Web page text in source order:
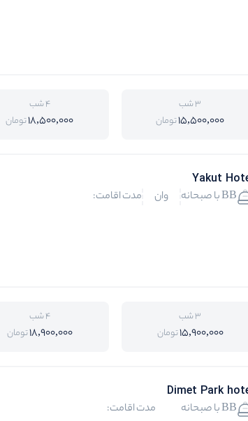
3 شب
15,500,000تومان
4 شب
18,500,000تومان
Yakut
BB با صبحانه وان مدت اقامت:
3 شب
15,900,000تومان
4 شب
18,900,000تومان
Dimet Park
BB با صبحانه مدت اقامت: